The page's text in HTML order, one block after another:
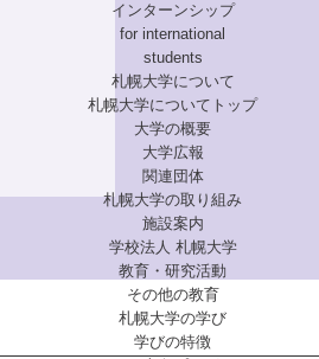
インターンシップ
for international
students
札幌大学について
札幌大学についてトップ
大学の概要
大学広報
関連団体
札幌大学の取り組み
施設案内
学校法人 札幌大学
教育・研究活動
その他の教育
札幌大学の学び
学びの特徴